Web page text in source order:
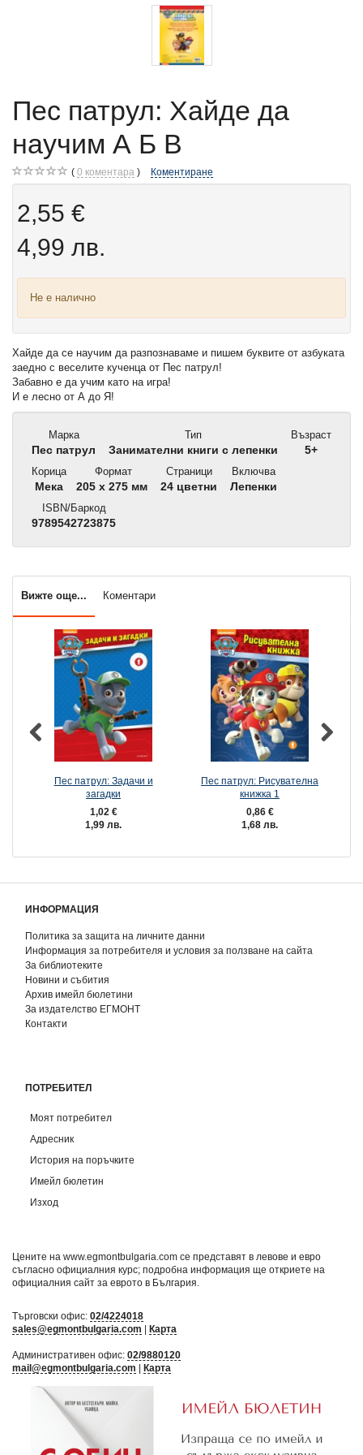
Пес патрул: Хайде да
научим А Б В
0 коментара Коментиране
2,55 €
4,99 лв.
Не е налично
Хайде да се научим да разпознаваме и пишем буквите от азбуката
заедно с веселите кученца от Пес патрул!
Забавно е да учим като на игра!
И е лесно от А до Я!
Марка
Пес патрул
Тип
Занимателни книги с лепенки
Възраст
5+
Корица
Мека
Формат
205 x 275 мм
Страници
24 цветни
Включва
Лепенки
ISBN/Баркод
9789542723875
Вижте още... Коментари
Пес патрул: Задачи и
загадки
1,02 €
1,99 лв.
Пес патрул: Рисувателна
книжка 1
0,86 €
1,68 лв.
ИНФОРМАЦИЯ
Политика за защита на личните данни
Информация за потребителя и условия за ползване на сайта
За библиотеките
Новини и събития
Архив имейл бюлетини
За издателство ЕГМОНТ
Контакти
ПОТРЕБИТЕЛ
Моят потребител
Адресник
История на поръчките
Имейл бюлетин
Изход
Цените на www.egmontbulgaria.com се представят в левове и евро
съгласно официалния курс; подробна информация ще откриете на
официалния сайт за еврото в България
Търговски офис: 02/4224018
sales@egmontbulgaria.com
Карта
Административен офис: 02/9880120
mail@egmontbulgaria.com
Карта